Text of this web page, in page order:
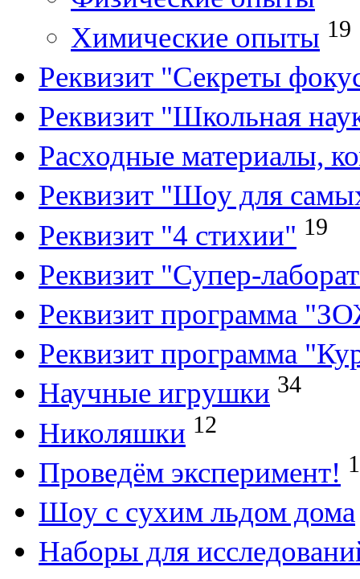
Химические опыты 19
Реквизит "Секреты
Реквизит "Школьная
Расходные материалы,
Реквизит "Шоу для
Реквизит "4 стихии" 19
Реквизит "Супер-
Реквизит программа
Реквизит программа
Научные игрушки 34
Николяшки 12
Проведём эксперимент!
Шоу с сухим льдом дома
Наборы для